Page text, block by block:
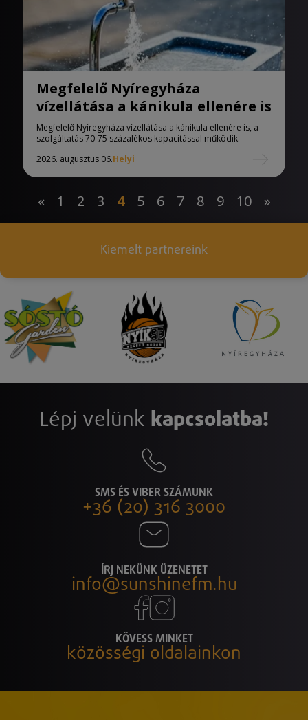
Megfelelő Nyíregyháza
vízellátása a kánikula ellenére is
Megfelelő Nyíregyháza vízellátása a kánikula ellenére is, a
szolgáltatás 70-75 százalékos kapacitással működik.
2026. augusztus 06.Helyi
« 1 2 3 4 5 6 7 8 9 10 »
Kiemelt partnereink
Lépj velünk kapcsolatba!
SMS ÉS VIBER SZÁMUNK
+36 (20) 316 3000
ÍRJ NEKÜNK ÜZENETET
info@sunshinefm.hu
KÖVESS MINKET
közösségi oldalainkon